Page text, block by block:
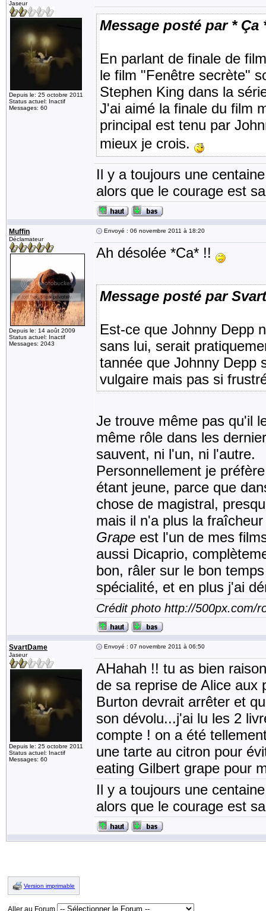
Jaseur
Depuis le: 25 octobre 2011
Status actuel: Inactif
Messages: 60
Message posté par * Ça
En parlant de finale de
le film "Fenêtre secrète"
Stephen King dans la
J'ai aimé la finale du film
principal est tenu par
mieux je crois.
Il y a toujours une
alors que le courage est
Muffin
Déclamateur
Depuis le: 14 août 2009
Status actuel: Inactif
Messages: 2043
Envoyé : 06 novembre 2011 à 18:20
Ah désolée *Ca* !!
Message posté par
Est-ce que Johnny Depp
sans lui, serait
tannée que Johnny Depp
vulgaire mais pas si
Je trouve même pas qu'il
même rôle dans les
sauvent, ni l'un, ni l'autre.
Personnellement je
étant jeune, parce que
chose de magistral,
mais il n'a plus la
Grape est l'un de mes
aussi Dicaprio,
bon, râler sur le bon
spécialité, et en plus j'ai
Crédit photo http://500px.com/
SvartDame
Jaseur
Depuis le: 25 octobre 2011
Status actuel: Inactif
Messages: 60
Envoyé : 07 novembre 2011 à 06:50
AHahah !! tu as bien
de sa reprise de Alice aux
Burton devrait arrêter et
son dévolu...j'ai lu les 2
compte ! on a été
une tarte au citron pour
eating Gilbert grape pour
Il y a toujours une
alors que le courage est
Version imprimable
Aller au Forum